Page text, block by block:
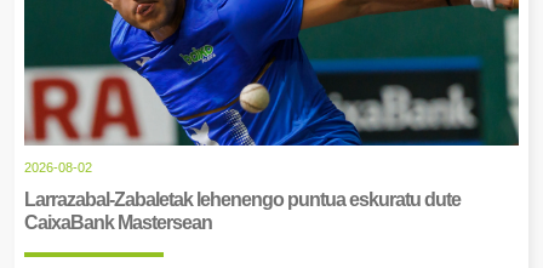
2026-08-02
Larrazabal-Zabaletak lehenengo puntua eskuratu dute
CaixaBank Mastersean